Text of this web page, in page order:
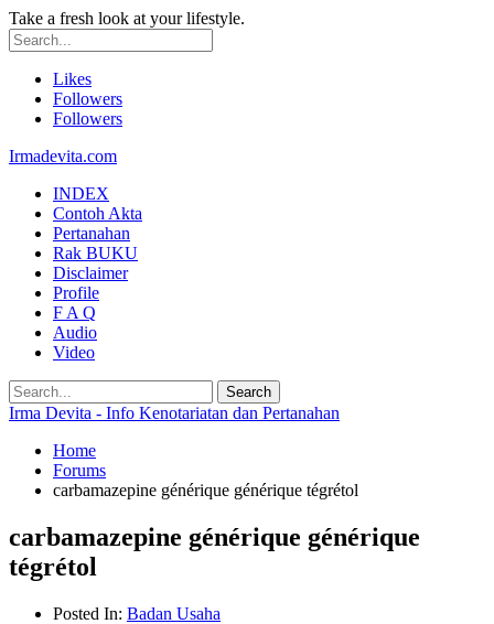
Take a fresh look at your lifestyle.
Likes
Followers
Followers
Irmadevita.com
INDEX
Contoh Akta
Pertanahan
Rak BUKU
Disclaimer
Profile
F A Q
Audio
Video
Irma Devita - Info Kenotariatan dan Pertanahan
Home
Forums
carbamazepine générique générique tégrétol
carbamazepine générique générique
tégrétol
Posted In: Badan Usaha